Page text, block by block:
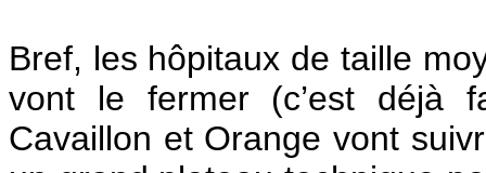
Bref, les hôpitaux de taille
vont le fermer (c’est déjà
Cavaillon et Orange vont